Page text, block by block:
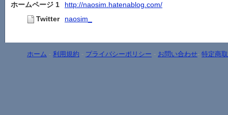
ホームページ 1
http://naosim.hatenablog.com/
Twitter
naosim_
ホーム - 利用規約 - プライバシーポリシー - お問い合わせ- 特定商